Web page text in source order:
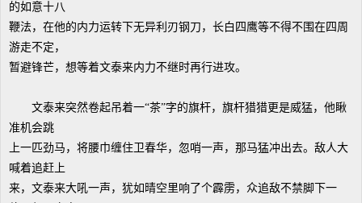
的如意十八
鞭法，在他的内力运转下无异利刃钢刀，长白四鹰等不得不围在四周
游走不定，
暂避锋芒，想等着文泰来内力不继时再行进攻。
文泰来突然卷起吊着一“茶”字的旗杆，旗杆猎猎更是威猛，他瞅
准机会跳
上一匹劲马，将腰巾缠住卫春华，忽哨一声，那马猛冲出去。敌人大
喊着追赶上
来，文泰来大吼一声，犹如晴空里响了个霹雳，众追敌不禁脚下一